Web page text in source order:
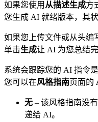
如果您使用 从描述生成方
您生成 AI 就绪版本，其
如果您上传文件或从头编
单击生成让 AI 为您总结完
系统会跟踪您的 AI 指令
您可以在风格指南页面的
无 – 该风格指南没
递给 AI。